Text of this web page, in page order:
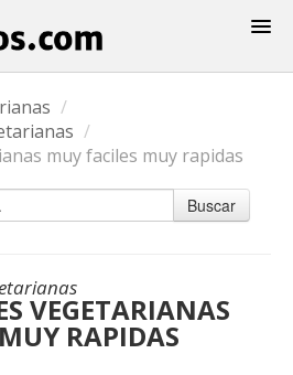
/
/
muy faciles muy rapidas
Buscar
VEGETARIANAS
RAPIDAS